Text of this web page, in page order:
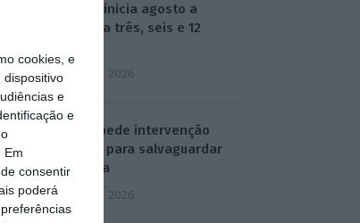
cookies, e
dispositivo
e
e
Em
consentir
poderá
Euribor inicia agosto a
descer a três, seis e 12
3 Agosto 2026
SEDES pede intervenção
política para salvaguardar
refinaria
3 Agosto 2026